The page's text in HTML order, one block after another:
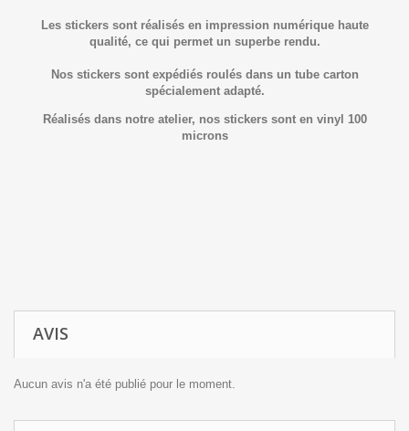
Les stickers sont réalisés en impression numérique haute
qualité, ce qui permet un superbe rendu.
Nos stickers sont expédiés roulés dans un tube carton
spécialement adapté.
Réalisés dans notre atelier, nos stickers sont en vinyl 100
microns
AVIS
Aucun avis n'a été publié pour le moment.